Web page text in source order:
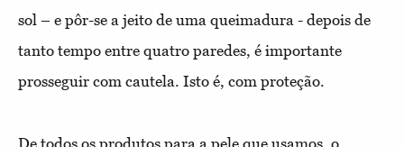
sol – e pôr-se a jeito de uma queimadura - depois de
tanto tempo entre quatro paredes, é importante
prosseguir com cautela. Isto é, com proteção.